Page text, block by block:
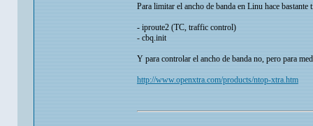
Para limitar el ancho de banda en Linu hace bastante
- iproute2 (TC, traffic control)
- cbq.init
Y para controlar el ancho de banda no, pero para
http://www.openxtra.com/products/ntop-xtra.htm